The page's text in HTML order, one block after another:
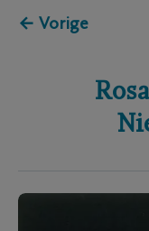
← Vorige